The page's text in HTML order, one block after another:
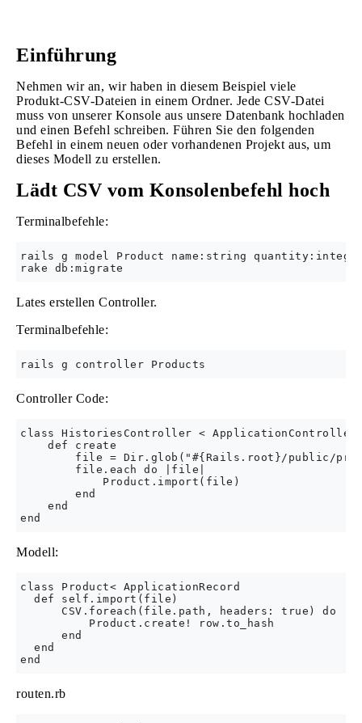
Einführung
Nehmen wir an, wir haben in diesem Beispiel viele
Produkt-CSV-Dateien in einem Ordner. Jede CSV-Datei
muss von unserer Konsole aus unsere Datenbank hochladen
und einen Befehl schreiben. Führen Sie den folgenden
Befehl in einem neuen oder vorhandenen Projekt aus, um
dieses Modell zu erstellen.
Lädt CSV vom Konsolenbefehl hoch
Terminalbefehle:
rails g model Product name:string
Lates erstellen Controller.
Terminalbefehle:
Controller Code:
class HistoriesController < ApplicationController
    def create
file = Dir.glob("#{Rails.root}/public/
        file.each do |file|
            Product.import(file)
        end
    end
Modell:
class Product< ApplicationRecord
  def self.import(file)
CSV.foreach(file.path, headers: true) do
          Product.create! row.to_hash
      end
  end
routen.rb